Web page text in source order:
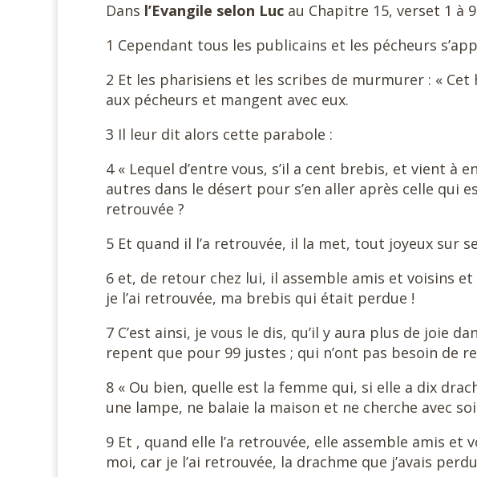
Dans l’Evangile selon Luc au Chapitre 15, verset 1 à 9
1 Cependant tous les publicains et les pécheurs
2 Et les pharisiens et les scribes de murmurer : «
aux pécheurs et mangent avec eux.
3 Il leur dit alors cette parabole :
4 « Lequel d’entre vous, s’il a cent brebis, et vient à
autres dans le désert pour s’en aller après celle qui
retrouvée ?
5 Et quand il l’a retrouvée, il la met, tout joyeux sur
6 et, de retour chez lui, il assemble amis et voisins
je l’ai retrouvée, ma brebis qui était perdue !
7 C’est ainsi, je vous le dis, qu’il y aura plus de joie
repent que pour 99 justes ; qui n’ont pas besoin de
8 « Ou bien, quelle est la femme qui, si elle a dix
une lampe, ne balaie la maison et ne cherche avec
9 Et , quand elle l’a retrouvée, elle assemble amis et
moi, car je l’ai retrouvée, la drachme que j’avais